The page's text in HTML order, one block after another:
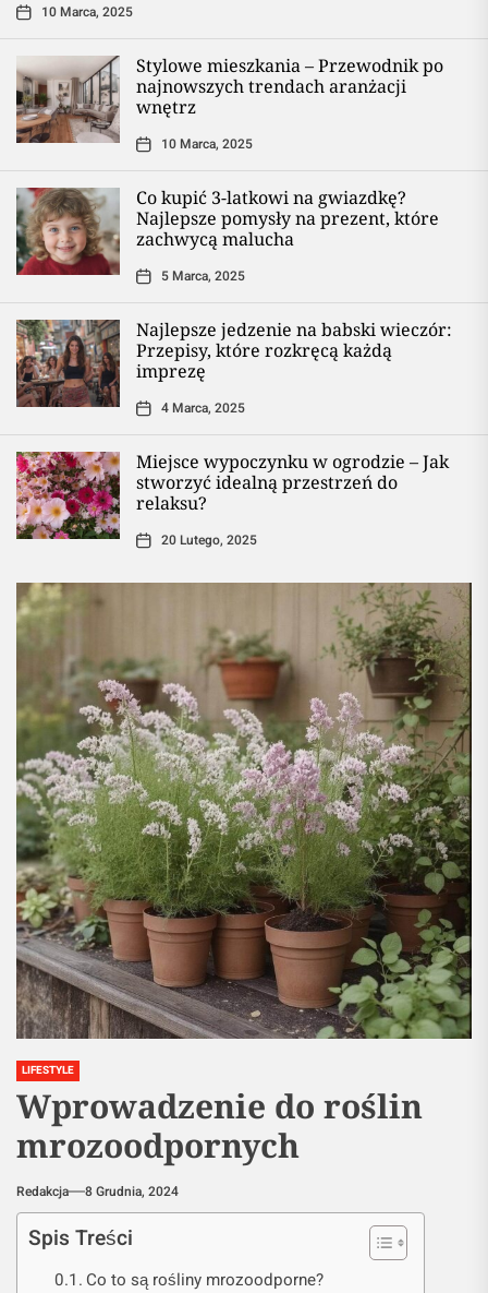
10 Marca, 2025
Stylowe mieszkania – Przewodnik po
najnowszych trendach aranżacji
wnętrz
10 Marca, 2025
Co kupić 3-latkowi na gwiazdkę?
Najlepsze pomysły na prezent, które
zachwycą malucha
5 Marca, 2025
Najlepsze jedzenie na babski wieczór:
Przepisy, które rozkręcą każdą
imprezę
4 Marca, 2025
Miejsce wypoczynku w ogrodzie – Jak
stworzyć idealną przestrzeń do
relaksu?
20 Lutego, 2025
LIFESTYLE
Wprowadzenie do roślin
mrozoodpornych
Redakcja 8 Grudnia, 2024
Spis Treści
Co to są rośliny mrozoodporne?